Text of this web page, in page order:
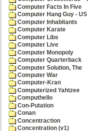
Computer Facts In Five
Computer Hang Guy -
Computer Inhabitants
Computer Karate
Computer Libs
Computer Live
Computer Monopoly
Computer Quarterback
Computer Solution, The
Computer War
Computer-Kran
Computerized Yahtzee
Computhello
Con-Putation
Conan
Concentraction
Concentration (v1)